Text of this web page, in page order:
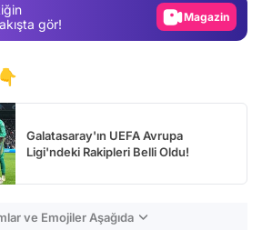
gör!
Magazin
Galatasaray'ın UEFA Avrupa
Ligi'ndeki Rakipleri Belli Oldu!
ve Emojiler Aşağıda